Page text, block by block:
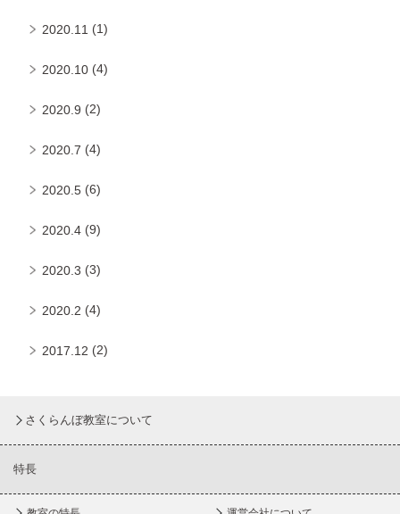
2020.11 (1)
2020.10 (4)
2020.9 (2)
2020.7 (4)
2020.5 (6)
2020.4 (9)
2020.3 (3)
2020.2 (4)
2017.12 (2)
さくらんぼ教室について
特長